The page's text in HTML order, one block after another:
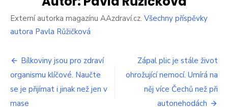
šťávy
mohou
rozleptat
sklovinu
Externí autorka magazínu AAzdraví.cz. Všechny příspěvky
autora Pavla Růžičková
Navigace
pro
příspěvek
Bílkoviny jsou pro zdraví
organismu klíčové. Naučte
se je přijímat i jinak než jen v
mase
Zápal plic je stále život
ohrožující nemocí. Umírá na
něj více Čechů než při
autonehodách